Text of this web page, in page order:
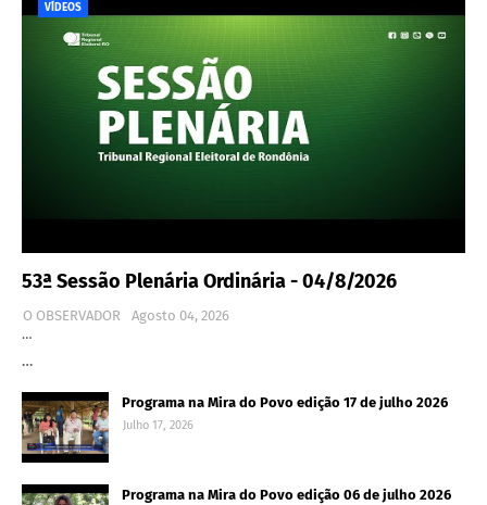
VÍDEOS
53ª Sessão Plenária Ordinária - 04/8/2026
O OBSERVADOR
Agosto 04, 2026
…
…
Programa na Mira do Povo edição 17 de julho 2026
Julho 17, 2026
Programa na Mira do Povo edição 06 de julho 2026